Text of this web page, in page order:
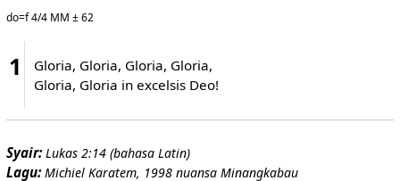
do=f 4/4 MM ± 62
1
Gloria, Gloria, Gloria, Gloria,
Gloria, Gloria in excelsis Deo!
Syair: Lukas 2:14 (bahasa Latin)
Lagu: Michiel Karatem, 1998 nuansa Minangkabau